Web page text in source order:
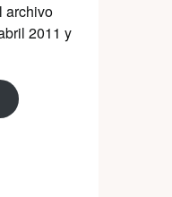
archivo
2011 y